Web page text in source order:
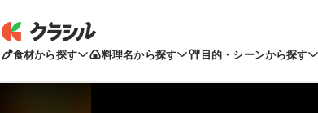
食材から探す 料理名から探す 目的・シーンから探す